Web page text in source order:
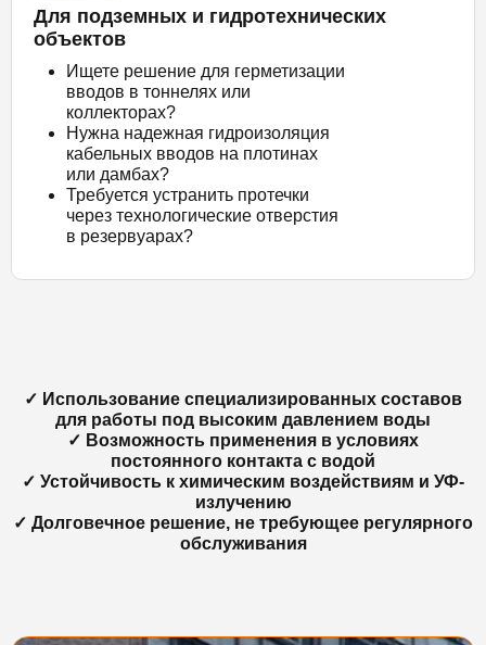
Для подземных и гидротехнических
объектов
Ищете решение для герметизации
вводов в тоннелях или
коллекторах?
Нужна надежная гидроизоляция
кабельных вводов на плотинах
или дамбах?
Требуется устранить протечки
через технологические отверстия
в резервуарах?
✓ Использование специализированных составов
для работы под высоким давлением воды
✓ Возможность применения в условиях
постоянного контакта с водой
✓ Устойчивость к химическим воздействиям и УФ-
излучению
✓ Долговечное решение, не требующее регулярного
обслуживания